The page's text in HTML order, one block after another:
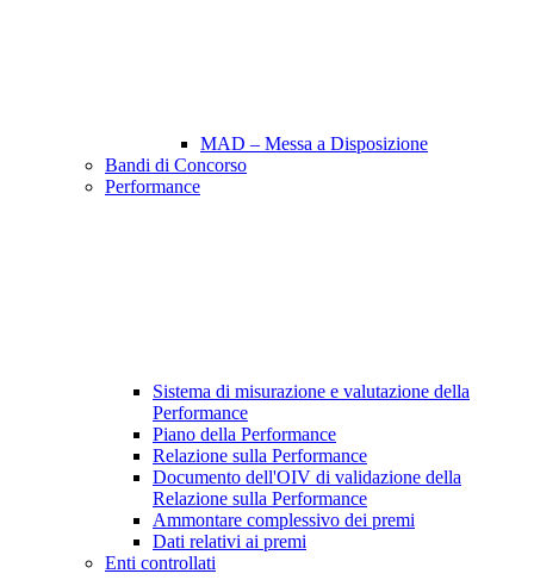
MAD – Messa a Disposizione
Bandi di Concorso
Performance
Sistema di misurazione e valutazione della
Performance
Piano della Performance
Relazione sulla Performance
Documento dell'OIV di validazione della
Relazione sulla Performance
Ammontare complessivo dei premi
Dati relativi ai premi
Enti controllati